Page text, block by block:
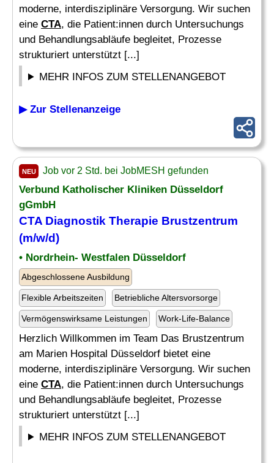
moderne, interdisziplinäre Versorgung. Wir suchen
eine CTA, die Patient:innen durch Untersuchungs
und Behandlungsabläufe begleitet, Prozesse
strukturiert unterstützt [...]
MEHR INFOS ZUM STELLENANGEBOT
▶ Zur Stellenanzeige
NEU Job vor 2 Std. bei JobMESH gefunden
Verbund Katholischer Kliniken Düsseldorf
gGmbH
CTA Diagnostik Therapie Brustzentrum
(m/w/d)
• Nordrhein- Westfalen Düsseldorf
Abgeschlossene Ausbildung
Flexible Arbeitszeiten Betriebliche Altersvorsorge
Vermögenswirksame Leistungen Work-Life-Balance
Herzlich Willkommen im Team Das Brustzentrum
am Marien Hospital Düsseldorf bietet eine
moderne, interdisziplinäre Versorgung. Wir suchen
eine CTA, die Patient:innen durch Untersuchungs
und Behandlungsabläufe begleitet, Prozesse
strukturiert unterstützt [...]
MEHR INFOS ZUM STELLENANGEBOT